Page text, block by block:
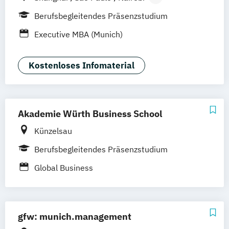
New York City
Madrid
Barcelona
Berufsbegleitendes Präsenzstudium
Executive MBA (Munich)
Kostenloses Infomaterial
Akademie Würth Business School
Künzelsau
Berufsbegleitendes Präsenzstudium
Global Business
gfw: munich.management